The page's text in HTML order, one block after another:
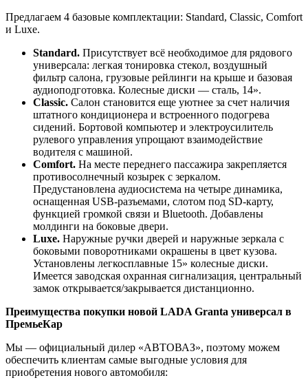
Предлагаем 4 базовые комплектации: Standard, Classic, Comfort
и Luxe.
Standard. Присутствует всё необходимое для рядового
универсала: легкая тонировка стекол, воздушный
фильтр салона, грузовые рейлинги на крыше и базовая
аудиоподготовка. Колесные диски — сталь, 14».
Classic. Салон становится еще уютнее за счет наличия
штатного кондиционера и встроенного подогрева
сидений. Бортовой компьютер и электроусилитель
рулевого управления упрощают взаимодействие
водителя с машиной.
Comfort. На месте переднего пассажира закрепляется
противосолнечный козырек с зеркалом.
Предустановлена аудиосистема на четыре динамика,
оснащенная USB-разъемами, слотом под SD-карту,
функцией громкой связи и Bluetooth. Добавлены
молдинги на боковые двери.
Luxe. Наружные ручки дверей и наружные зеркала с
боковыми поворотниками окрашены в цвет кузова.
Установлены легкосплавные 15» колесные диски.
Имеется заводская охранная сигнализация, центральный
замок открывается/закрывается дистанционно.
Преимущества покупки новой LADA Granta универсал в
ПремьеКар
Мы — официальный дилер «АВТОВАЗ», поэтому можем
обеспечить клиентам самые выгодные условия для
приобретения нового автомобиля: